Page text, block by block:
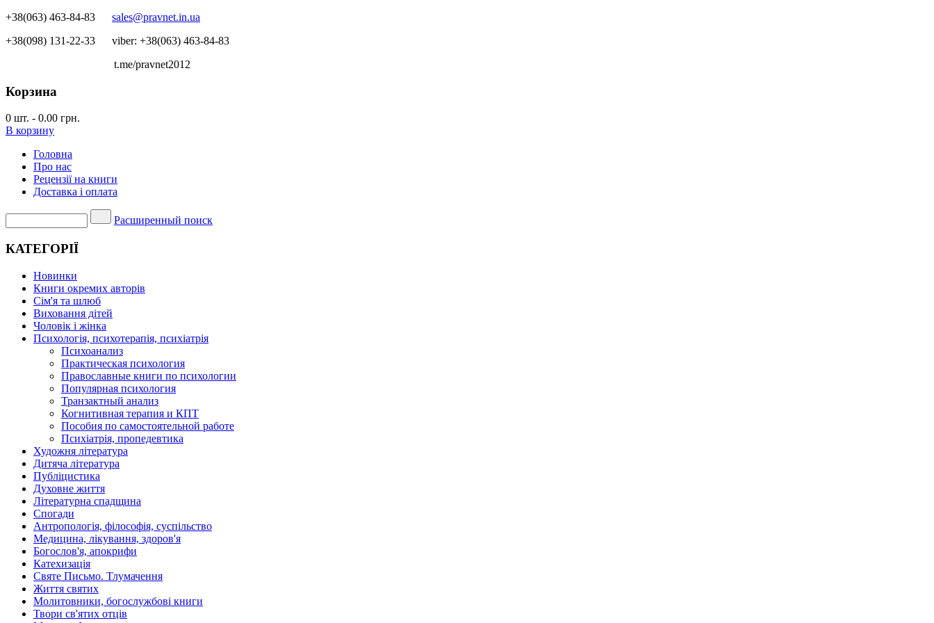
+38(063) 463-84-83 sales@pravnet.in.ua
+38(098) 131-22-33 viber: +38(063) 463-84-83
t.me/pravnet2012
Корзина
0 шт. - 0.00 грн.
В корзину
Головна
Про нас
Рецензії на книги
Доставка і оплата
Расширенный поиск
КАТЕГОРІЇ
Новинки
Книги окремих авторів
Сім'я та шлюб
Виховання дітей
Чоловік і жінка
Психологія, психотерапія, психіатрія
Психоанализ
Практическая психология
Православные книги по психологии
Популярная психология
Транзактный анализ
Когнитивная терапия и КПТ
Пособия по самостоятельной работе
Психіатрія, пропедевтика
Художня література
Дитяча література
Публіцистика
Духовне життя
Літературна спадщина
Спогади
Антропологія, філософія, суспільство
Медицина, лікування, здоров'я
Богослов'я, апокрифи
Катехизація
Святе Письмо. Тлумачення
Життя святих
Молитовники, богослужбові книги
Твори св'ятих отців